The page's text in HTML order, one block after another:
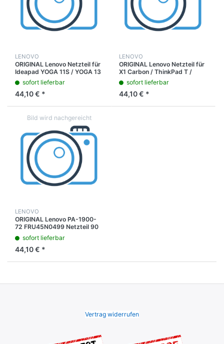
LENOVO
ORIGINAL Lenovo Netzteil für
Ideapad YOGA 11S / YOGA 13
/ YOGA 14 / YOGA 15
sofort lieferbar
44,10 € *
LENOVO
ORIGINAL Lenovo Netzteil für
X1 Carbon / ThinkPad T /
ThinkPad X
sofort lieferbar
44,10 € *
LENOVO
ORIGINAL Lenovo PA-1900-
72 FRU45N0499 Netzteil 90
Watt / 20 Volt / 4.5A
sofort lieferbar
44,10 € *
Vertrag widerrufen